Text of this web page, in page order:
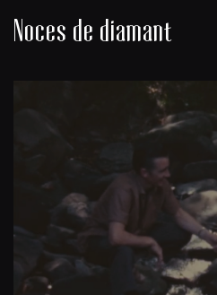
Noces de diamant